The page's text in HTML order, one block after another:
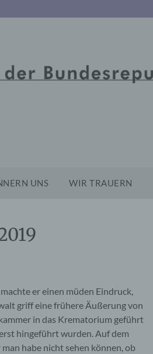
UNS WIR TRAUERN
er einen müden Eindruck,
griff eine frühere Äußerung von
in das Krematorium geführt
hingeführt wurden. Auf dem
habe nicht sehen können, ob